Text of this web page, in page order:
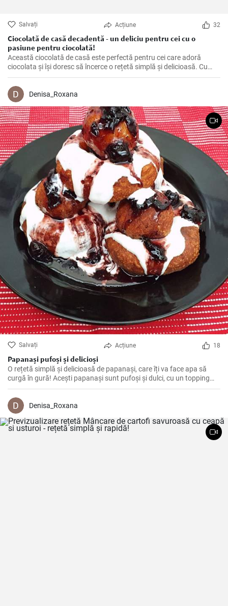
Salvați Acțiune 32
Ciocolată de casă decadentă - un deliciu pentru cei cu o
pasiune pentru ciocolată!
Această ciocolată de casă este perfectă pentru cei care adoră
ciocolata și își doresc să încerce o rețetă simplă și delicioasă. Cu
doar câteva ingrediente de bază, puteți obține o ciocolată fină și
catifelată.
Denisa_Roxana
Salvați Acțiune 18
Papanași pufoși și delicioși
O rețetă simplă și delicioasă de papanași, care îți va face apa să
curgă în gură! Acești papanași sunt pufoși și dulci, cu un topping
bogat de smântână și dulceață.
Denisa_Roxana